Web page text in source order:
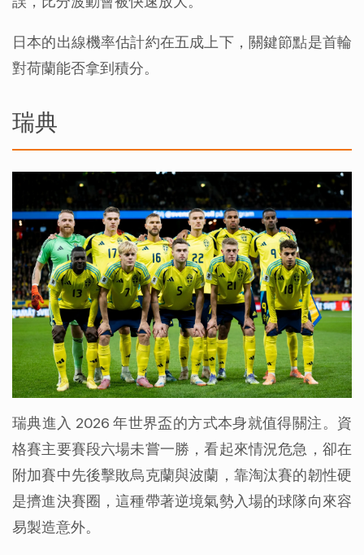
日本的出線機率估計約在五成上下，關鍵節點是首輪
對荷蘭能否拿到積分。
瑞典
瑞典進入 2026 年世界盃的方式本身就值得關注。資
格賽主要賽段六場未嘗一勝，看起來情況危急，卻在
附加賽中先後擊敗烏克蘭與波蘭，靠淘汰賽的韌性硬
是擠進決賽圈，這種帶著逆境氣勢入場的球隊向來容
易製造意外。